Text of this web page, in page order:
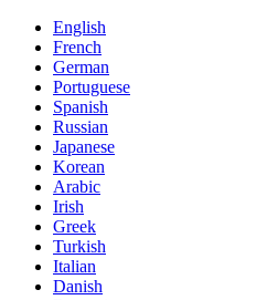
English
French
German
Portuguese
Spanish
Russian
Japanese
Korean
Arabic
Irish
Greek
Turkish
Italian
Danish